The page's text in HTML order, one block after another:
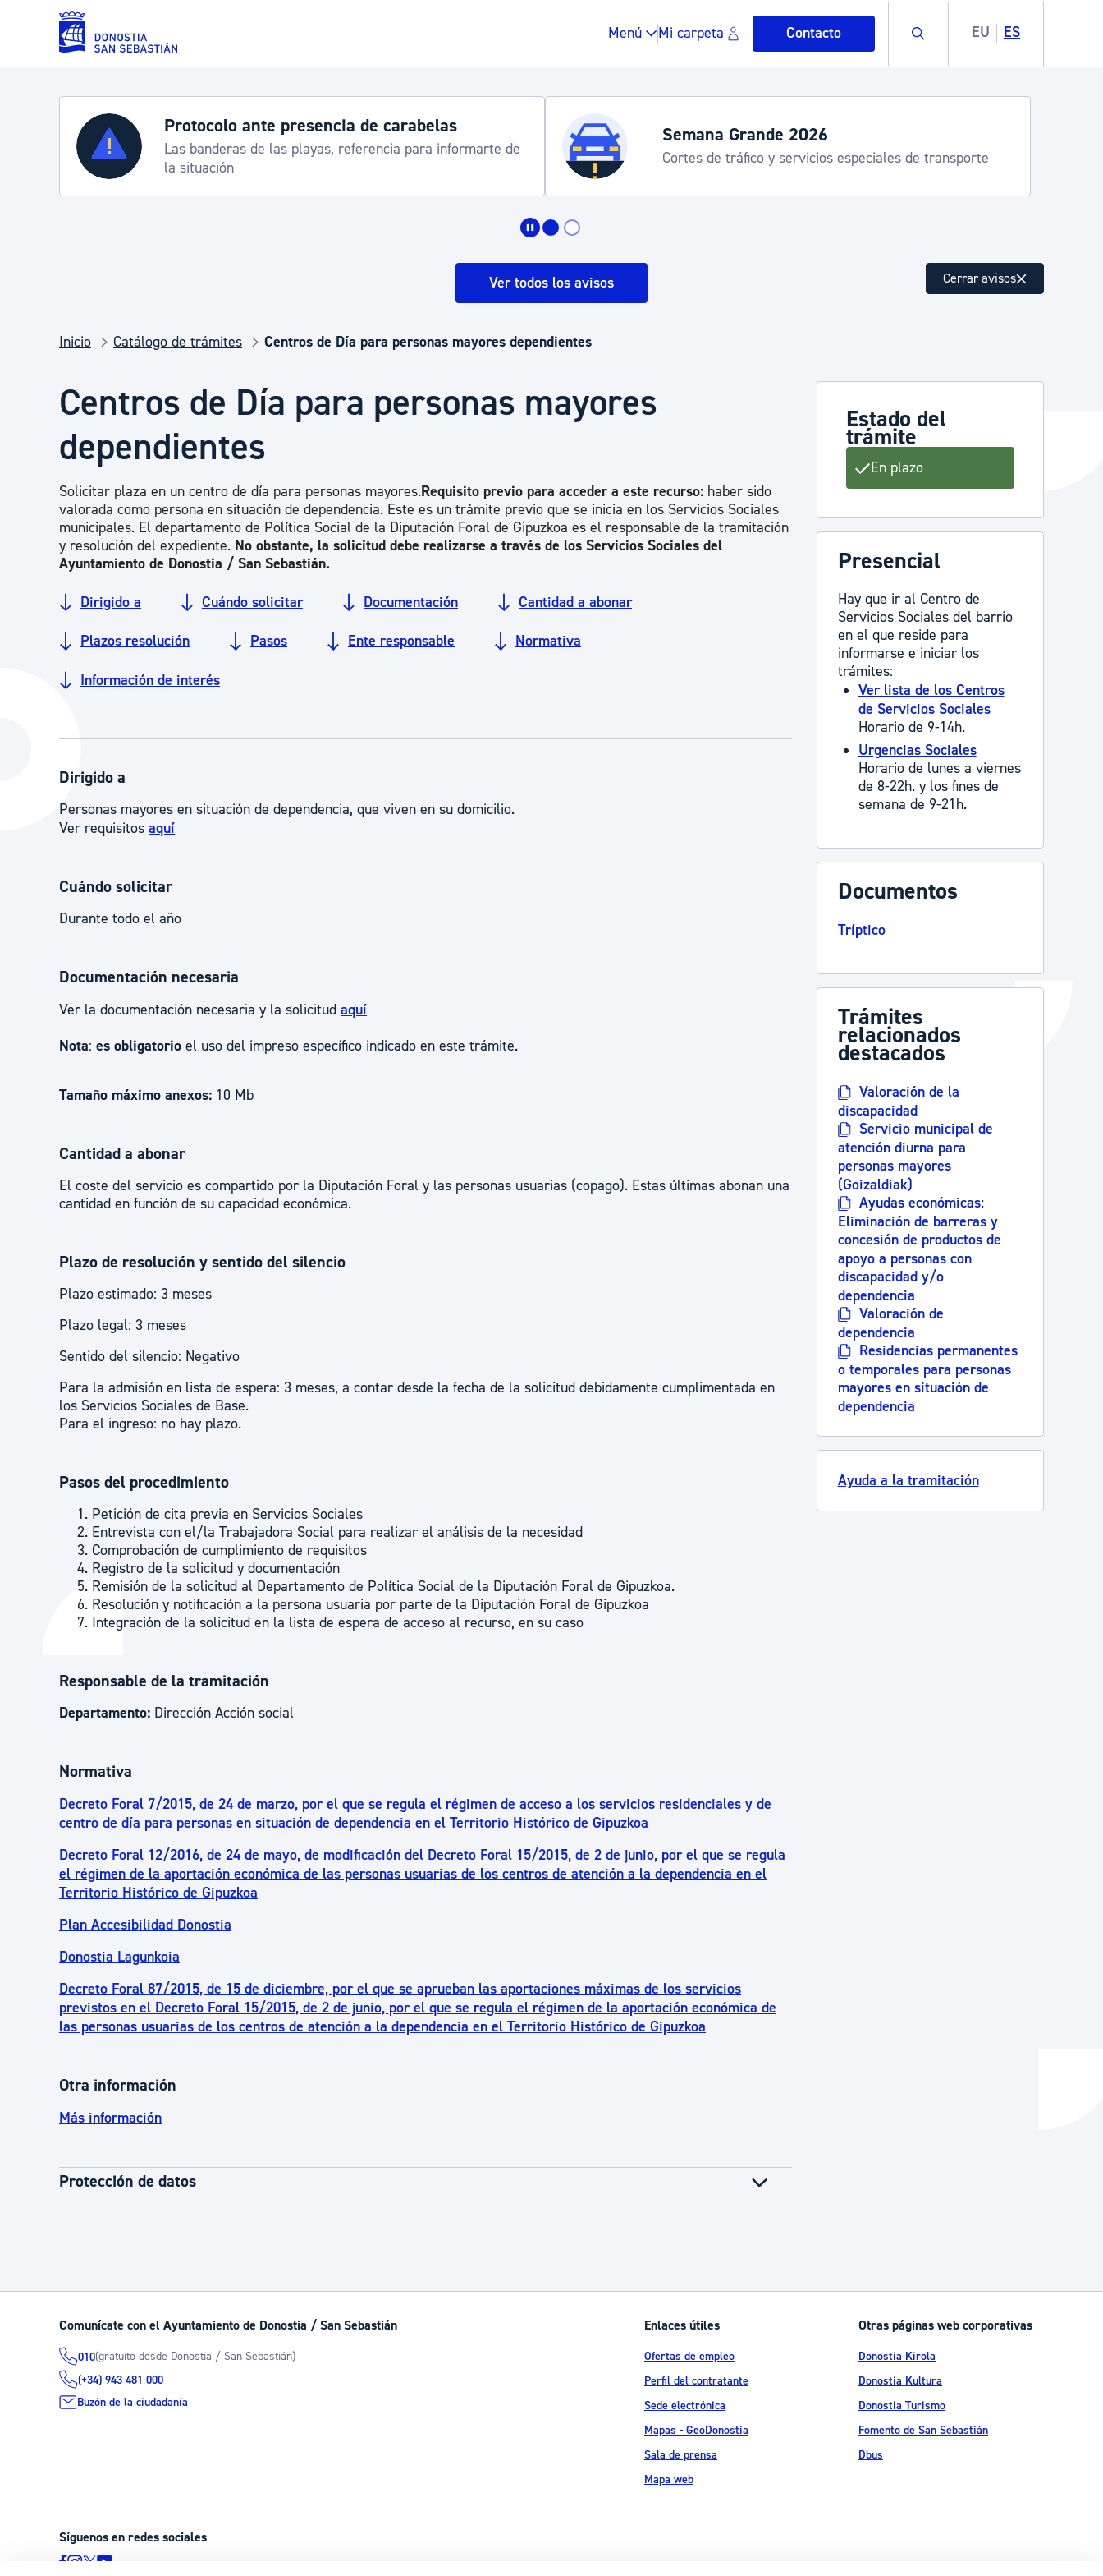
Saltar al contenido principal
Menú Mi carpeta Contacto Buscar EU ES
Servicios
Padrón y asuntos personales
Espacio público, residuos y medioambiente
Salud Pública, animales y consumo
Infancia y juventud Igualdad, Derechos Humanos y convivencia
Participación ciudadana y asociacionismo
La ciudad ahora
Descubre la ciudad
Avisos
Catálogo de trámites
de carabelas
referencia para informarte de
Semana Grande 2026
Cortes de tráfico y servicios especiales de transporte 8-15 agosto
Ver todos los avisos Cerrar avisos
Inicio Catálogo de trámites Centros de Día para personas mayores dependientes
Centros de Día para personas mayores
dependientes
Solicitar plaza en un centro de día para personas mayores.Requisito previo para acceder a este recurso: haber sido
valorada como persona en situación de dependencia. Este es un trámite previo que se inicia en los Servicios Sociales
municipales. El departamento de Política Social de la Diputación Foral de Gipuzkoa es el responsable de la tramitación
y resolución del expediente. No obstante, la solicitud debe realizarse a través de los Servicios Sociales del
Ayuntamiento de Donostia / San Sebastián.
Dirigido a Cuándo solicitar Documentación Cantidad a abonar
Plazos resolución Pasos Ente responsable Normativa
Información de interés
Dirigido a
Personas mayores en situación de dependencia, que viven en su domicilio.
Ver requisitos aquí
Cuándo solicitar
Durante todo el año
Documentación necesaria
Ver la documentación necesaria y la solicitud aquí
Nota: es obligatorio el uso del impreso específico indicado en este trámite.
Tamaño máximo anexos: 10 Mb
Cantidad a abonar
El coste del servicio es compartido por la Diputación Foral y las personas usuarias (copago). Estas últimas abonan una
cantidad en función de su capacidad económica.
Plazo de resolución y sentido del silencio
Plazo estimado: 3 meses
Plazo legal: 3 meses
Sentido del silencio: Negativo
Para la admisión en lista de espera: 3 meses, a contar desde la fecha de la solicitud debidamente cumplimentada en
los Servicios Sociales de Base.
Para el ingreso: no hay plazo.
Pasos del procedimiento
Petición de cita previa en Servicios Sociales
Entrevista con el/la Trabajadora Social para realizar el análisis de la necesidad
Comprobación de cumplimiento de requisitos
Registro de la solicitud y documentación
Remisión de la solicitud al Departamento de Política Social de la Diputación Foral de Gipuzkoa.
Resolución y notificación a la persona usuaria por parte de la Diputación Foral de Gipuzkoa
Integración de la solicitud en la lista de espera de acceso al recurso, en su caso
Responsable de la tramitación
Departamento: Dirección Acción social
Normativa
Decreto Foral 7/2015, de 24 de marzo, por el que se regula el régimen de acceso a los servicios residenciales y de
centro de día para personas en situación de dependencia en el Territorio Histórico de Gipuzkoa
Decreto Foral 12/2016, de 24 de mayo, de modificación del Decreto Foral 15/2015, de 2 de junio, por el que se regula
el régimen de la aportación económica de las personas usuarias de los centros de atención a la dependencia en el
Territorio Histórico de Gipuzkoa
Plan Accesibilidad Donostia
Donostia Lagunkoia
Decreto Foral 87/2015, de 15 de diciembre, por el que se aprueban las aportaciones máximas de los servicios
previstos en el Decreto Foral 15/2015, de 2 de junio, por el que se regula el régimen de la aportación económica de
las personas usuarias de los centros de atención a la dependencia en el Territorio Histórico de Gipuzkoa
Otra información
Más información
Protección de datos
Estado del
trámite
En plazo
Presencial
Hay que ir al Centro de
Servicios Sociales del barrio
en el que reside para
informarse e iniciar los
trámites:
Ver lista de los Centros
de Servicios Sociales
Horario de 9-14h.
Urgencias Sociales
Horario de lunes a viernes
de 8-22h. y los fines de
semana de 9-21h.
Documentos
Tríptico
Trámites
relacionados
destacados
Valoración de la
discapacidad
Servicio municipal de
atención diurna para
personas mayores
(Goizaldiak)
Ayudas económicas:
Eliminación de barreras y
concesión de productos de
apoyo a personas con
discapacidad y/o
dependencia
Valoración de
dependencia
Residencias permanentes
o temporales para personas
mayores en situación de
dependencia
Ayuda a la tramitación
Comunícate con el Ayuntamiento de Donostia / San Sebastián
010(gratuito desde Donostia / San Sebastián)
(+34) 943 481 000
Buzón de la ciudadanía
Enlaces útiles
Ofertas de empleo
Perfil del contratante
Sede electrónica
Mapas - GeoDonostia
Sala de prensa
Mapa web
Otras páginas web corporativas
Donostia Kirola
Donostia Kultura
Donostia Turismo
Fomento de San Sebastián
Dbus
Síguenos en redes sociales